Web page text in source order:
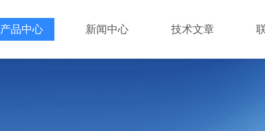
产品中心 新闻中心 技术文章